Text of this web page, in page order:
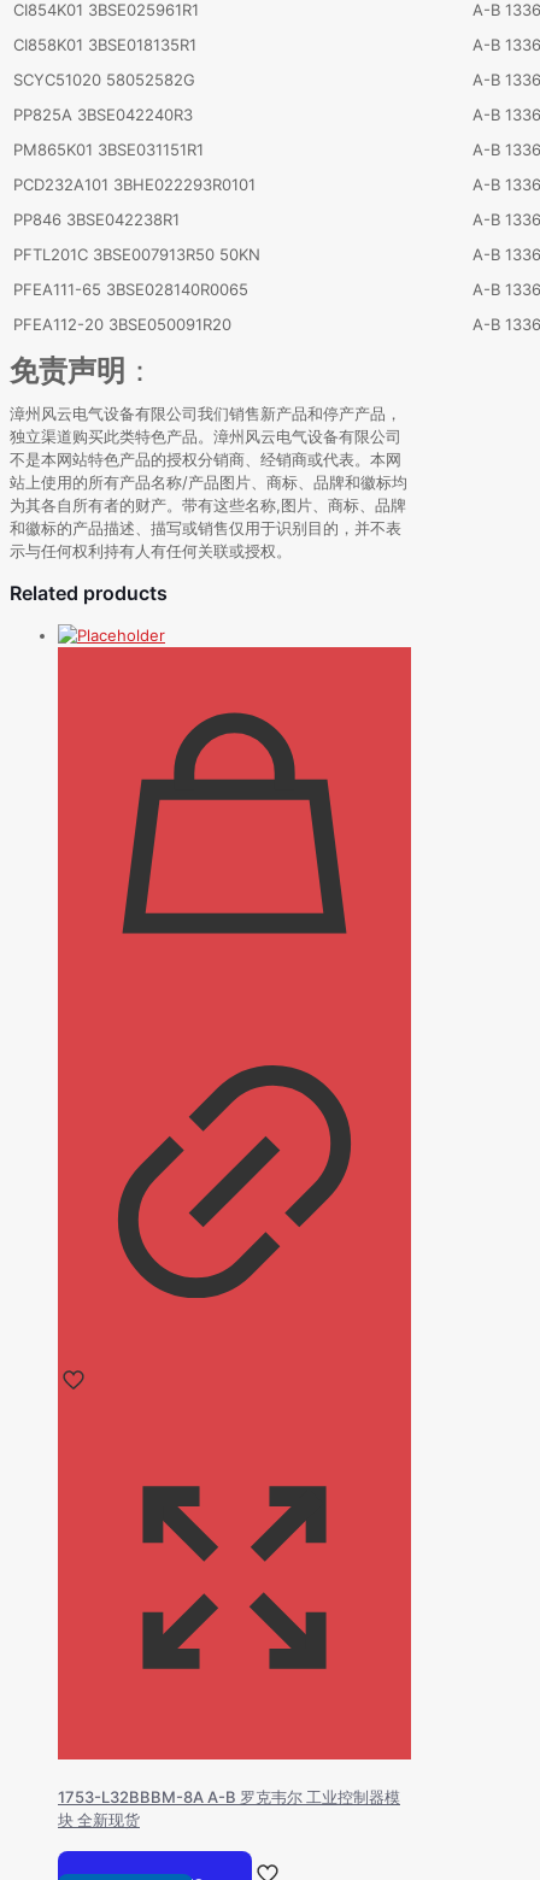
CI854K01 3BSE025961R1
A-B
CI858K01 3BSE018135R1
A-B
SCYC51020 58052582G
A-B
PP825A 3BSE042240R3
A-B
PM865K01 3BSE031151R1
A-B
PCD232A101 3BHE022293R0101
A-B
PP846 3BSE042238R1
A-B
PFTL201C 3BSE007913R50 50KN
A-B
PFEA111-65 3BSE028140R0065
A-B
PFEA112-20 3BSE050091R20
A-B
免责声明 ：
漳州风云电气设备有限公司我们销售新产品和停产产品，
独立渠道购买此类特色产品。漳州风云电气设备有限公司
不是本网站特色产品的授权分销商、经销商或代表。本网
站上使用的所有产品名称/产品图片、商标、品牌和徽标均
为其各自所有者的财产。带有这些名称,图片、商标、品牌
和徽标的产品描述、描写或销售仅用于识别目的，并不表
示与任何权利持有人有任何关联或授权。
Related products
1753-L32BBBM-8A A-B 罗克韦尔 工业控制器模
块 全新现货